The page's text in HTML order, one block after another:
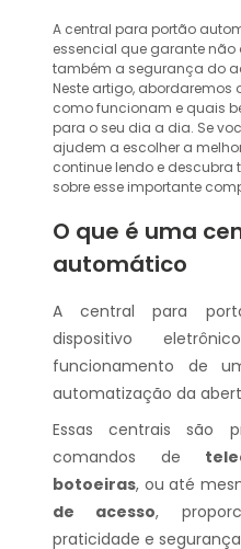
A central para portão
essencial que garante
também a segurança do
Neste artigo, abordaremos
como funcionam e quais
para o seu dia a dia. Se
ajudem a escolher a
continue lendo e descubra
sobre esse importante
O que é uma
automático
A central para
dispositivo
funcionamento de
automatização da
Essas centrais são
comandos de
botoeiras, ou até
de acesso,
praticidade e